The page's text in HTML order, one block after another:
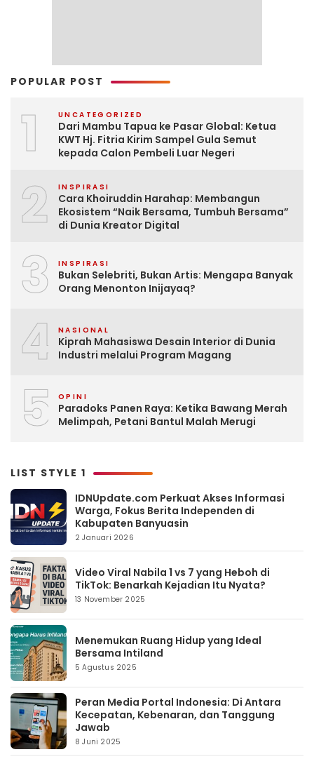
POPULAR POST
1 UNCATEGORIZED
Dari Mambu Tapua ke Pasar Global: Ketua
KWT Hj. Fitria Kirim Sampel Gula Semut
kepada Calon Pembeli Luar Negeri
2 INSPIRASI
Cara Khoiruddin Harahap: Membangun
Ekosistem “Naik Bersama, Tumbuh Bersama”
di Dunia Kreator Digital
3 INSPIRASI
Bukan Selebriti, Bukan Artis: Mengapa Banyak
Orang Menonton Inijayaq?
4 NASIONAL
Kiprah Mahasiswa Desain Interior di Dunia
Industri melalui Program Magang
5 OPINI
Paradoks Panen Raya: Ketika Bawang Merah
Melimpah, Petani Bantul Malah Merugi
LIST STYLE 1
IDNUpdate.com Perkuat Akses Informasi
Warga, Fokus Berita Independen di
Kabupaten Banyuasin
2 Januari 2026
Video Viral Nabila 1 vs 7 yang Heboh di
TikTok: Benarkah Kejadian Itu Nyata?
13 November 2025
Menemukan Ruang Hidup yang Ideal
Bersama Intiland
5 Agustus 2025
Peran Media Portal Indonesia: Di Antara
Kecepatan, Kebenaran, dan Tanggung
Jawab
8 Juni 2025